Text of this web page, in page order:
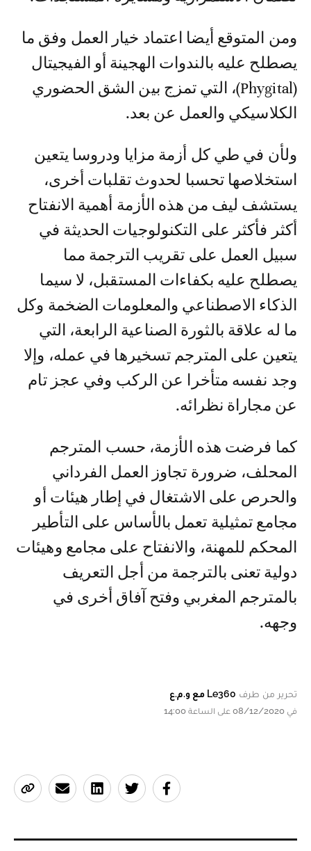
ومن المتوقع أيضا اعتماد خيار العمل وفق ما
يصطلح عليه بالندوات الهجينة أو الفيجيتال
(Phygital)، التي تمزج بين الشق الحضوري
الكلاسيكي والعمل عن بعد.
ولأن في طي كل أزمة مزايا ودروسا يتعين
استخلاصها تحسبا لحدوث تقلبات أخرى،
يستشف ليف من هذه الأزمة أهمية الانفتاح
أكثر فأكثر على التكنولوجيات الحديثة في
سبيل العمل على تقريب الترجمة مما
يصطلح عليه بكفاءات المستقبل، لا سيما
الذكاء الاصطناعي والمعلومات الضخمة وكل
ما له علاقة بالثورة الصناعية الرابعة، التي
يتعين على المترجم تسخيرها في عمله، وإلا
وجد نفسه متأخرا عن الركب وفي عجز تام
عن مجاراة نظرائه.
كما فرضت هذه الأزمة، حسب المترجم
المحلف، ضرورة تجاوز العمل الفرداني
والحرص على الاشتغال في إطار هيئات أو
مجامع تمثيلية تعمل بالأساس على التأطير
المحكم للمهنة، والانفتاح على مجامع وهيئات
دولية تعنى بالترجمة من أجل التعريف
بالمترجم المغربي وفتح آفاق أخرى في
وجهه.
تحرير من طرف Le360 مع و.م.ع
في 08/12/2020 على الساعة 14:00